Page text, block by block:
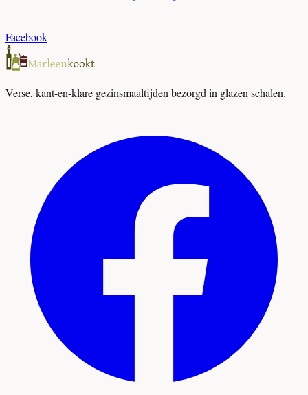
Facebook
Verse, kant-en-klare gezinsmaaltijden bezorgd in glazen schalen.